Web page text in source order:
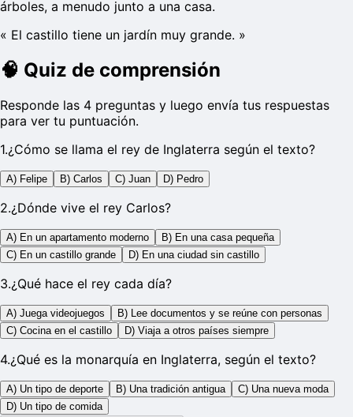
árboles, a menudo junto a una casa.
« El castillo tiene un jardín muy grande. »
🧠 Quiz de comprensión
Responde las 4 preguntas y luego envía tus respuestas
para ver tu puntuación.
1.¿Cómo se llama el rey de Inglaterra según el texto?
A) Felipe B) Carlos C) Juan D) Pedro
2.¿Dónde vive el rey Carlos?
A) En un apartamento moderno
B) En una casa pequeña
C) En un castillo grande
D) En una ciudad sin castillo
3.¿Qué hace el rey cada día?
A) Juega videojuegos
B) Lee documentos y se reúne con personas
C) Cocina en el castillo
D) Viaja a otros países siempre
4.¿Qué es la monarquía en Inglaterra, según el texto?
A) Un tipo de deporte B) Una tradición antigua
C) Una nueva moda
D) Un tipo de comida